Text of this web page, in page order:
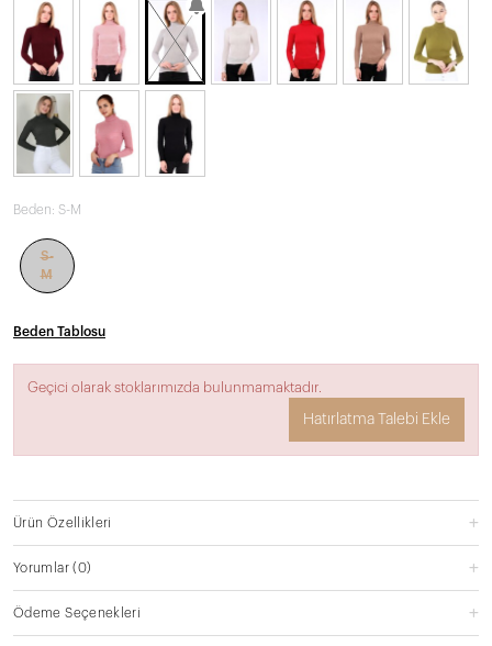
Beden: S-M
S-
M
Beden Tablosu
Geçici olarak stoklarımızda bulunmamaktadır.
Hatırlatma Talebi Ekle
Ürün Özellikleri
Yorumlar(0)
Ödeme Seçenekleri